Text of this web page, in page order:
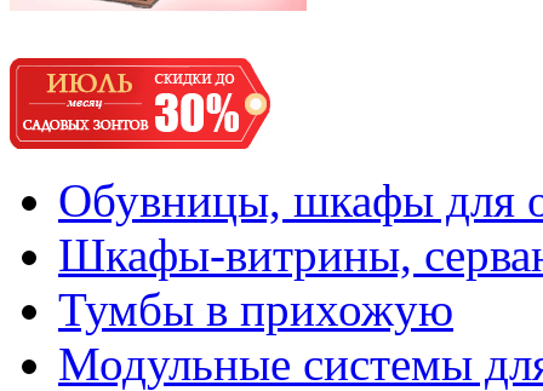
Обувницы, шкафы для
Шкафы-витрины,
Тумбы в прихожую
Модульные системы